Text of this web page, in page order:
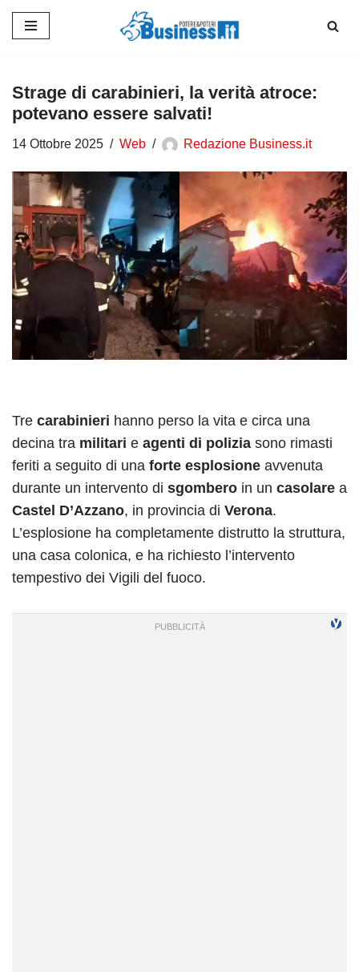
contenuto
Strage di carabinieri, la verità atroce:
potevano essere salvati!
14 Ottobre 2025 Web Redazione Business.it
Tre carabinieri hanno perso la vita e circa una
decina tra militari e agenti di polizia sono rimasti
feriti a seguito di una forte esplosione avvenuta
durante un intervento di sgombero in un casolare a
Castel D’Azzano, in provincia di Verona.
L’esplosione ha completamente distrutto la struttura,
una casa colonica, e ha richiesto l’intervento
tempestivo dei Vigili del fuoco.